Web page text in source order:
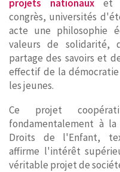
projets nationaux et
congrès, universités
acte une philosophie
valeurs de solidarité,
partage des savoirs et
effectif de la
les jeunes.
Ce projet
fondamentalement à
Droits de l'Enfant,
affirme l'intérêt
véritable projet de